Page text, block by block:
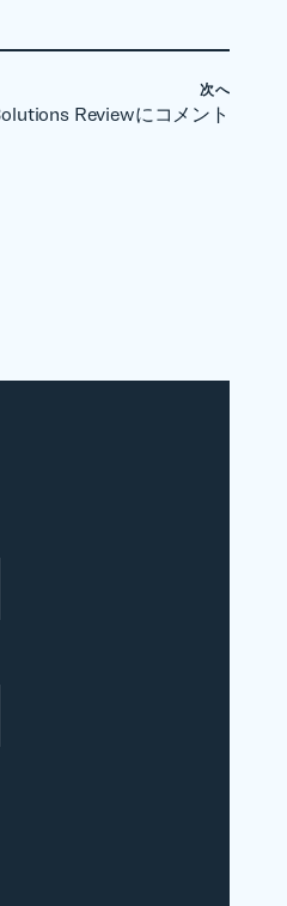
次へ
Reviewにコメント